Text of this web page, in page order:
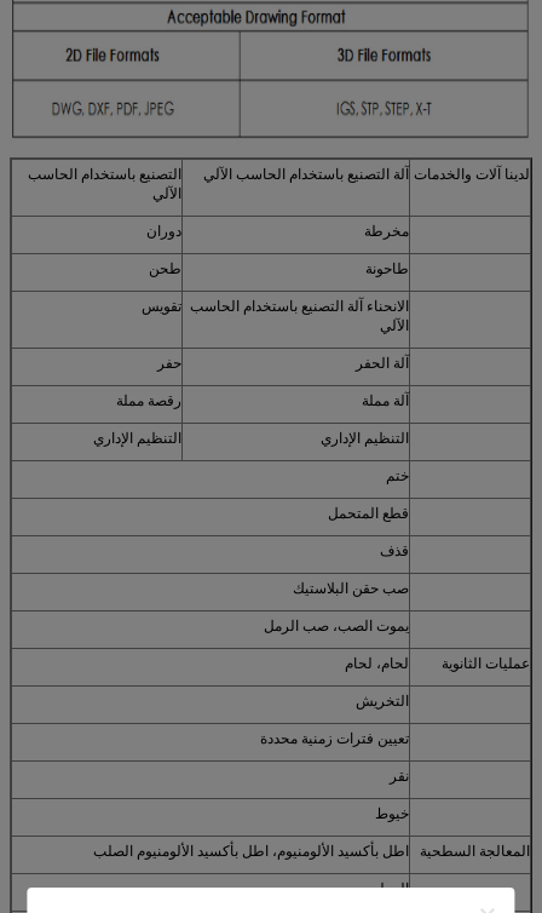
لدينا آلات والخدمات آلة التصنيع باستخدام الحاسب الآلي
التصنيع باستخدام الحاسب
الآلي
مخرطة دوران
طاحونة طحن
الانحناء آلة التصنيع باستخدام الحاسب
الآلي
تقويس
آلة الحفر حفر
آلة مملة رقصة مملة
التنظيم الإداري التنظيم الإداري
ختم
قطع المتحمل
قذف
صب حقن البلاستيك
يموت الصب، صب الرمل
عمليات الثانوية لحام، لحام
التخريش
تعيين فترات زمنية محددة
نقر
خيوط
المعالجة السطحية اطل بأكسيد الألومنيوم، اطل بأكسيد الألومنيوم الصلب
الرملي